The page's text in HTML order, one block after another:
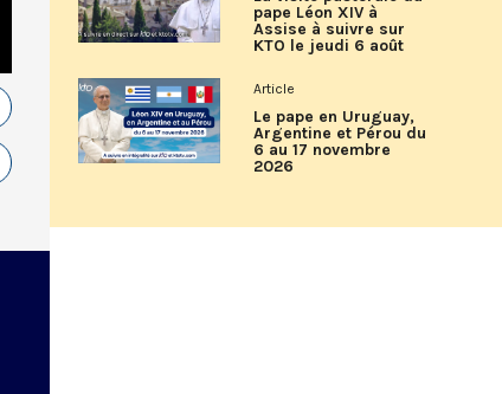
pape Léon XIV à
Assise à suivre sur
KTO le jeudi 6 août
Article
Le pape en Uruguay,
Argentine et Pérou du
6 au 17 novembre
2026